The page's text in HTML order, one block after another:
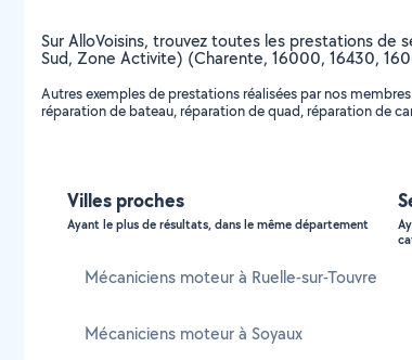
Sur AlloVoisins, trouvez toutes les prestations
Sud, Zone Activite) (Charente, 16000, 16430,
Autres exemples de prestations réalisées par nos
réparation de bateau, réparation de quad, réparation de
Villes proches
Ayant le plus de résultats, dans le même département
Mécaniciens moteur à Ruelle-sur-Touvre
Mécaniciens moteur à Soyaux